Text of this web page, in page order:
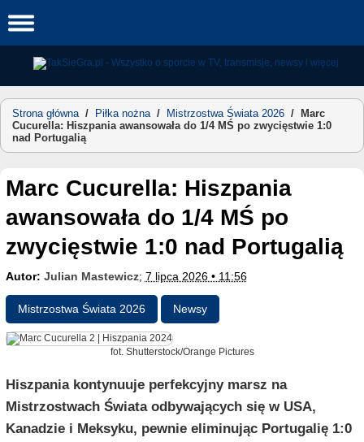
to
Strona główna/ Piłka nożna/ Mistrzostwa Świata 2026 /
Marc
Cucurella: Hiszpania awansowała do 1/4 MŚ po zwycięstwie 1:0
nad Portugalią
Marc Cucurella: Hiszpania
awansowała do 1/4 MŚ po
zwycięstwie 1:0 nad Portugalią
Autor: Julian Mastewicz; 7 lipca 2026 • 11:56
Mistrzostwa Świata 2026 Newsy
fot. Shutterstock/Orange Pictures
Hiszpania kontynuuje perfekcyjny marsz na
Mistrzostwach Świata odbywających się w USA,
Kanadzie i Meksyku, pewnie eliminując Portugalię 1:0